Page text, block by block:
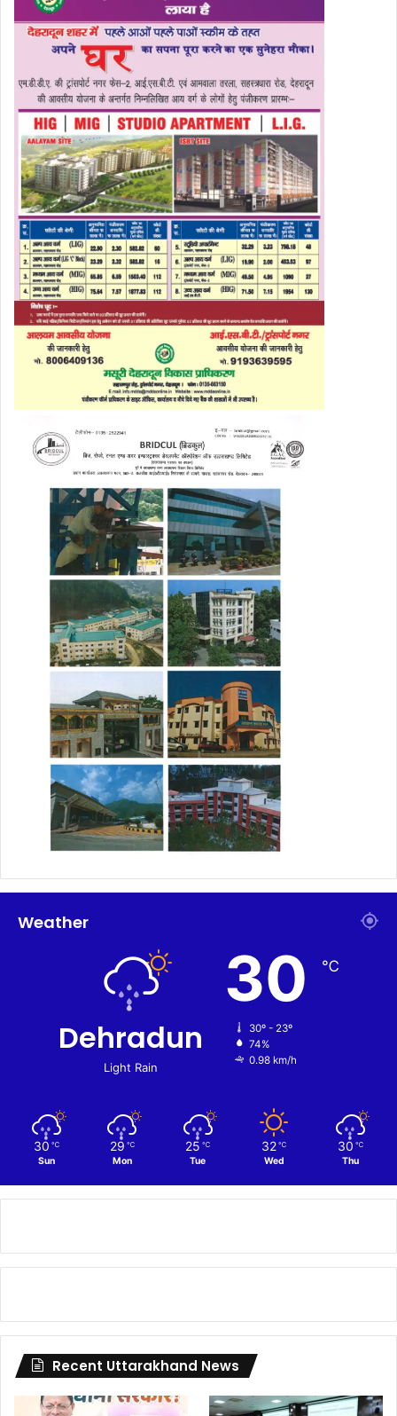
Weather
Dehradun
Light Rain
30 ℃
30º - 23º
74%
0.98 km/h
30 ℃
Sun
29 ℃
Mon
25 ℃
Tue
32 ℃
Wed
30 ℃
Thu
Recent Uttarakhand News